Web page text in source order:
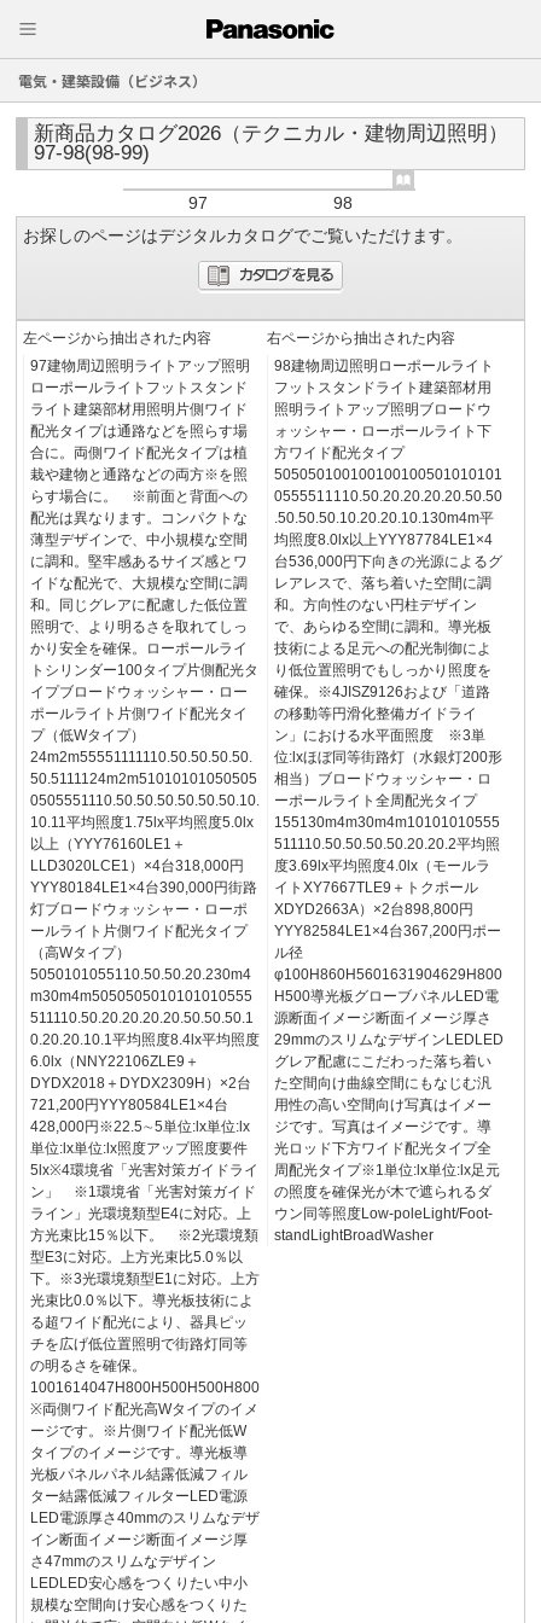
電気・建築設備（ビジネス）
新商品カタログ2026（テクニカル・建物周辺照明）
97-98(98-99)
97
98
お探しのページはデジタルカタログでご覧いただけます。
左ページから抽出された内容
97建物周辺照明ライトアップ照明
ローポールライトフットスタンド
ライト建築部材用照明片側ワイド
配光タイプは通路などを照らす場
合に。両側ワイド配光タイプは植
栽や建物と通路などの両方※を照
らす場合に。 ※前面と背面への
配光は異なります。コンパクトな
薄型デザインで、中小規模な空間
に調和。堅牢感あるサイズ感とワ
イドな配光で、大規模な空間に調
和。同じグレアに配慮した低位置
照明で、より明るさを取れてしっ
かり安全を確保。ローポールライ
トシリンダー100タイプ片側配光タ
イプブロードウォッシャー・ロー
ポールライト片側ワイド配光タイ
プ（低Wタイプ）
24m2m55551111110.50.50.50.50.
50.5111124m2m51010101050505
0505551110.50.50.50.50.50.50.10.
10.11平均照度1.75lx平均照度5.0lx
以上（YYY76160LE1＋
LLD3020LCE1）×4台318,000円
YYY80184LE1×4台390,000円街路
灯ブロードウォッシャー・ローポ
ールライト片側ワイド配光タイプ
（高Wタイプ）
5050101055110.50.50.20.230m4
m30m4m5050505010101010555
511110.50.20.20.20.20.50.50.50.1
0.20.20.10.1平均照度8.4lx平均照度
6.0lx（NNY22106ZLE9＋
DYDX2018＋DYDX2309H）×2台
721,200円YYY80584LE1×4台
428,000円※22.5∼5単位:lx単位:lx
単位:lx単位:lx照度アップ照度要件
5lx※4環境省「光害対策ガイドライ
ン」 ※1環境省「光害対策ガイド
ライン」光環境類型E4に対応。上
方光束比15％以下。 ※2光環境類
型E3に対応。上方光束比5.0％以
下。※3光環境類型E1に対応。上方
光束比0.0％以下。導光板技術によ
る超ワイド配光により、器具ピッ
チを広げ低位置照明で街路灯同等
の明るさを確保。
1001614047H800H500H500H800
※両側ワイド配光高Wタイプのイメ
ージです。※片側ワイド配光低W
タイプのイメージです。導光板導
光板パネルパネル結露低減フィル
ター結露低減フィルターLED電源
LED電源厚さ40mmのスリムなデザ
イン断面イメージ断面イメージ厚
さ47mmのスリムなデザイン
LEDLED安心感をつくりたい中小
規模な空間向け安心感をつくりた
右ページから抽出された内容
98建物周辺照明ローポールライト
フットスタンドライト建築部材用
照明ライトアップ照明ブロードウ
ォッシャー・ローポールライト下
方ワイド配光タイプ
505050100100100100501010101
0555511110.50.20.20.20.20.50.50
.50.50.50.10.20.20.10.130m4m平
均照度8.0lx以上YYY87784LE1×4
台536,000円下向きの光源によるグ
レアレスで、落ち着いた空間に調
和。方向性のない円柱デザイン
で、あらゆる空間に調和。導光板
技術による足元への配光制御によ
り低位置照明でもしっかり照度を
確保。※4JISZ9126および「道路
の移動等円滑化整備ガイドライ
ン」における水平面照度 ※3単
位:lxほぼ同等街路灯（水銀灯200形
相当）ブロードウォッシャー・ロ
ーポールライト全周配光タイプ
155130m4m30m4m10101010555
511110.50.50.50.50.20.20.2平均照
度3.69lx平均照度4.0lx（モールラ
イトXY7667TLE9＋トクポール
XDYD2663A）×2台898,800円
YYY82584LE1×4台367,200円ポー
ル径
φ100H860H5601631904629H800
H500導光板グローブパネルLED電
源断面イメージ断面イメージ厚さ
29mmのスリムなデザインLEDLED
グレア配慮にこだわった落ち着い
た空間向け曲線空間にもなじむ汎
用性の高い空間向け写真はイメー
ジです。写真はイメージです。導
光ロッド下方ワイド配光タイプ全
周配光タイプ※1単位:lx単位:lx足元
の照度を確保光が木で遮られるダ
ウン同等照度Low-poleLight/Foot-
standLightBroadWasher